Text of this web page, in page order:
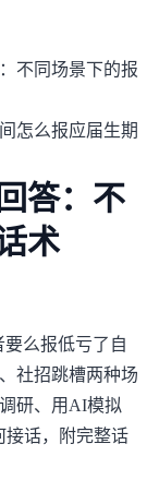
不同场景下的报
怎么报应届生期
答：不
术
么报低亏了自
社招跳槽两种场
研、用AI模拟
接话，附完整话